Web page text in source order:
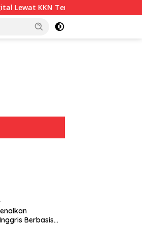
Tematik di Desa Alebo
Berbasis